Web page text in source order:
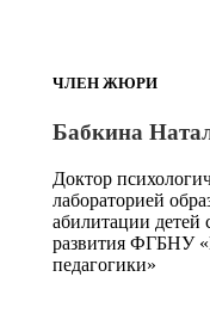
ЧЛЕН ЖЮРИ
Бабкина
Доктор
лабораторией
абилитации детей
развития ФГБНУ
педагогики»